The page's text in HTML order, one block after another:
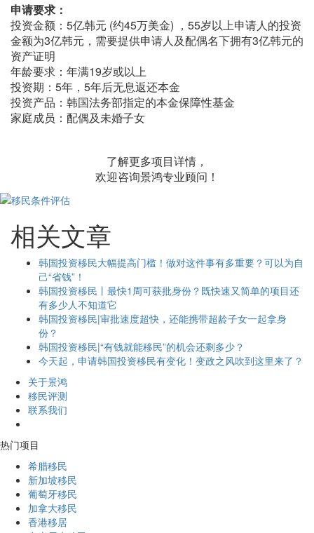
申请要求：
投资金额：5亿韩元 (约45万美金) ，55岁以上申请人的投资
金额为3亿韩元，需要提供申请人及配偶名下拥有3亿韩元的
资产证明
年龄要求：年满19岁或以上
投资期：5年，5年后无息返还本金
投资产品：韩国法务部指定的本金保障性基金
家庭成员：配偶及未婚子女
了解更多项目详情，
欢迎咨询景鸿专业顾问！
相关文章
韩国投资移民大幅提高门槛！做对这件事有多重要？可以为自
己“省钱”！
韩国投资移民丨最快1周可获批身份？既快速又简单的项目还
有多少人不知道它
韩国投资移民|审批速度超快，还能携带超龄子女一起拿身
份？
韩国投资移民|“有钱就能移民”的机会还剩多少？
今天起，申请韩国投资移民有变化！变政之风吹到这里来了？
关于景鸿
移民评测
联系我们
热门项目
希腊移民
新加坡移民
葡萄牙移民
加拿大移民
香港移居